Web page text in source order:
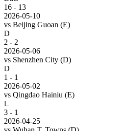
16 - 13
2026-05-10
vs Beijing Guoan (E)
D
2 - 2
2026-05-06
vs Shenzhen City (D)
D
1 - 1
2026-05-02
vs Qingdao Hainiu (E)
L
3 - 1
2026-04-25